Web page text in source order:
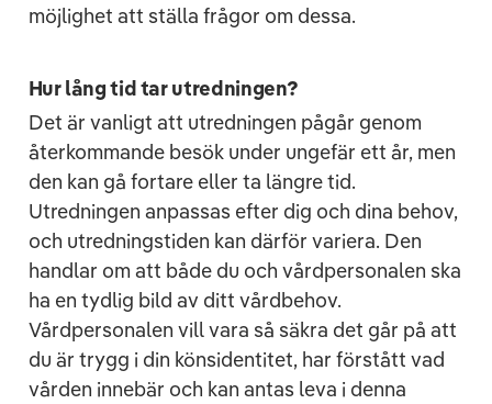
möjlighet att ställa frågor om dessa.
Hur lång tid tar utredningen?
Det är vanligt att utredningen pågår genom
återkommande besök under ungefär ett år, men
den kan gå fortare eller ta längre tid.
Utredningen anpassas efter dig och dina behov,
och utredningstiden kan därför variera. Den
handlar om att både du och vårdpersonalen ska
ha en tydlig bild av ditt vårdbehov.
Vårdpersonalen vill vara så säkra det går på att
du är trygg i din könsidentitet, har förstått vad
vården innebär och kan antas leva i denna